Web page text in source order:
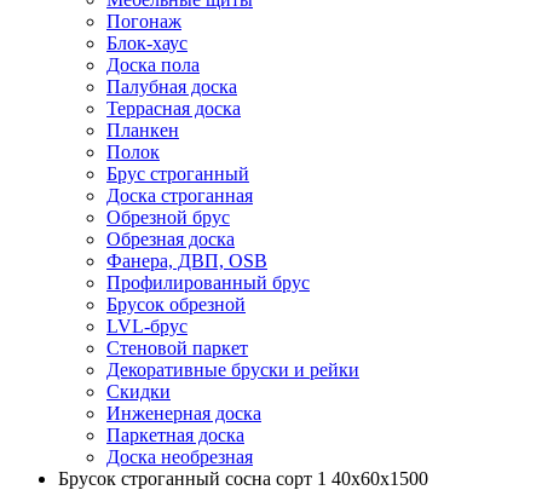
Погонаж
Блок-хаус
Доска пола
Палубная доска
Террасная доска
Планкен
Полок
Брус строганный
Доска строганная
Обрезной брус
Обрезная доска
Фанера, ДВП, OSB
Профилированный брус
Брусок обрезной
LVL-брус
Стеновой паркет
Декоративные бруски и рейки
Скидки
Инженерная доска
Паркетная доска
Доска необрезная
Брусок строганный сосна сорт 1 40х60х1500